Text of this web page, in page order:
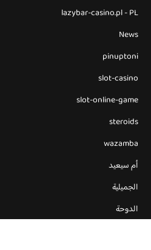
lazybar-casino.pl - PL
News
pinuptoni
slot-casino
slot-online-game
steroids
wazamba
أم سيعيد
الجميلية
الدوحة